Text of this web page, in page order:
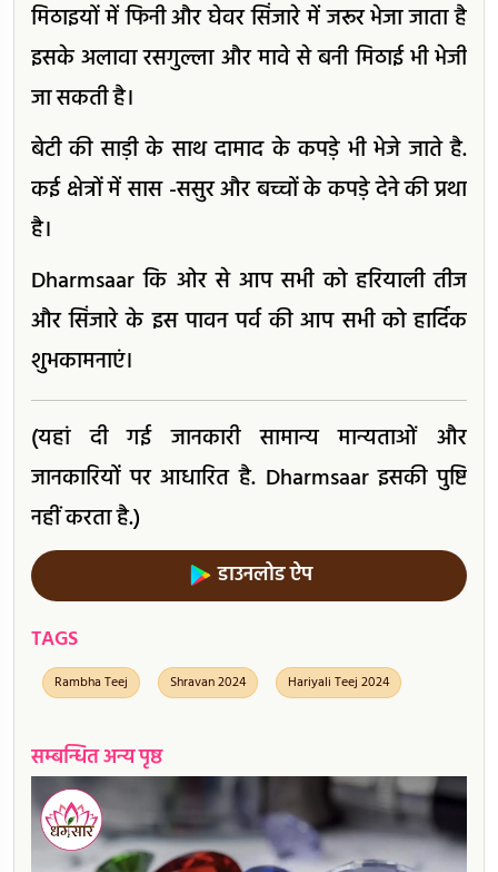
मिठाइयों में फिनी और घेवर सिंजारे में जरूर भेजा जाता है
इसके अलावा रसगुल्ला और मावे से बनी मिठाई भी भेजी
जा सकती है।
बेटी की साड़ी के साथ दामाद के कपड़े भी भेजे जाते है.
कई क्षेत्रों में सास -ससुर और बच्चों के कपड़े देने की प्रथा
है।
Dharmsaar कि ओर से आप सभी को हरियाली तीज
और सिंजारे के इस पावन पर्व की आप सभी को हार्दिक
शुभकामनाएं।
(यहां दी गई जानकारी सामान्य मान्यताओं और
जानकारियों पर आधारित है. Dharmsaar इसकी पुष्टि
नहीं करता है.)
डाउनलोड ऐप
TAGS
Rambha Teej Shravan 2024 Hariyali Teej 2024
सम्बन्धित अन्य पृष्ठ